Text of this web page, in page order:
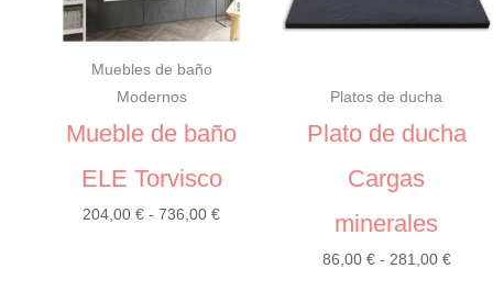
Muebles de baño
Modernos
Mueble de baño
ELE Torvisco
204,00€ - 736,00€Rango
Platos de ducha
Plato de ducha
Cargas
minerales
86,00 € - 281,00 €